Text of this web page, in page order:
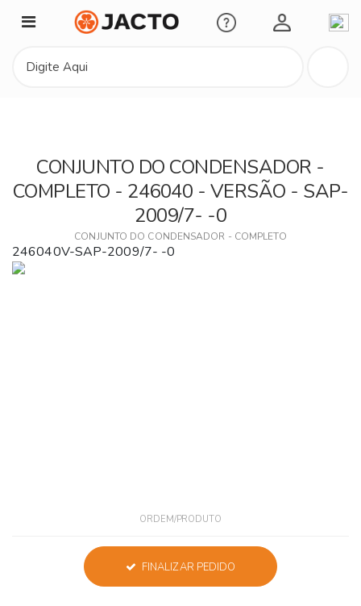
Minha Conta
CONJUNTO DO CONDENSADOR -
COMPLETO - 246040 - VERSÃO - SAP-
2009/7- -0
CONJUNTO DO CONDENSADOR - COMPLETO
246040V-SAP-2009/7- -0
ORDEM/PRODUTO
FINALIZAR PEDIDO